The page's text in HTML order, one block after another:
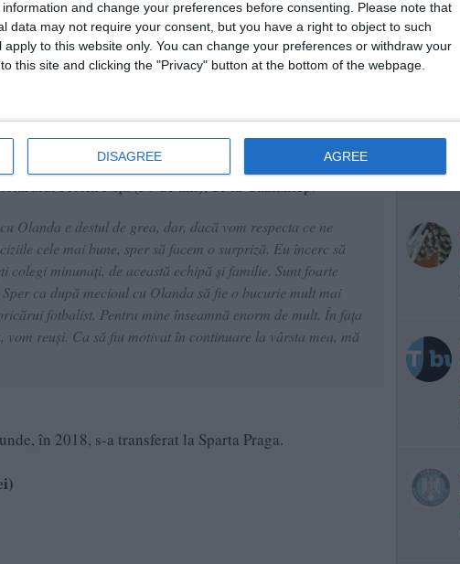
and change your preferences before consenting.
Please note that
data may not require your consent, but you have a right to object to such
to this website only. You can change your preferences or withdraw your
this site and clicking the "Privacy" button at the bottom of the webpage.
DISAGREE AGREE
Florin Niță (36 de ani), de la Gaziantep.
Olanda e destul de grea, dar, dacă vom respecta ce ne
cele mai bune, sper să facem o surpriză. Eu încerc să
minunați, de această echipă și familie. Sunt foarte
ca după mecioul cu Olanda să fie o bucurie mult mai
fotbalist. Pentru mine înseamnă enorm de mult. În fața
reuși. Ca să fiu motivat în continuare la vârsta mea, mă
în 2018, s-a transferat la Sparta Praga.